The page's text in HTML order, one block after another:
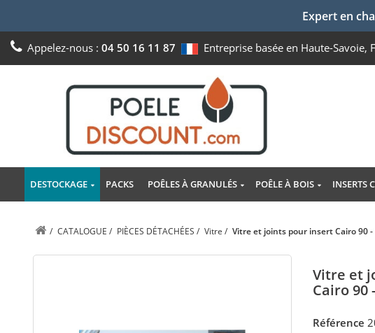
Expert en
Appelez-nous : 04 50 16 11 87 Entreprise basée en Haute-Savoie,
DESTOCKAGE PACKS POÊLES À GRANULÉS POÊLE À BOIS INSERTS
/ CATALOGUE / PIÈCES DÉTACHÉES / Vitre / Vitre et joints pour insert Cairo 90 -
Vitre et
Cairo 90
Référence